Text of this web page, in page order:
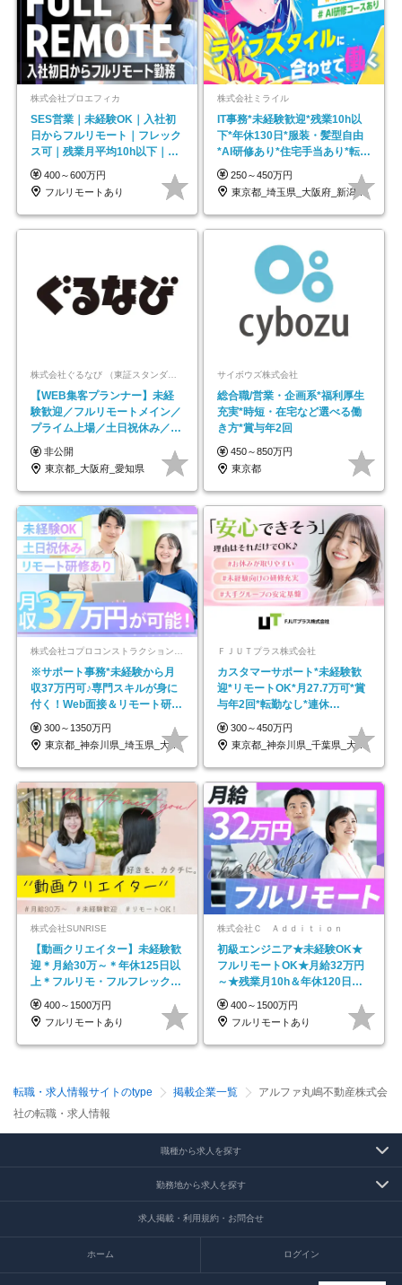
株式会社プロエフィカ
SES営業｜未経験OK｜入社初
日からフルリモート｜フレック
ス可｜残業月平均10h以下｜事
業立ち上げメンバー
400～600万円
フルリモートあり
株式会社ミライル
IT事務*未経験歓迎*残業10h以
下*年休130日*服装・髪型自由
*AI研修あり*住宅手当あり*転勤
なし
250～450万円
東京都_埼玉県_大阪府_新潟県_福岡県
株式会社ぐるなび （東証スタンダード上場）
【WEB集客プランナー】未経
験歓迎／フルリモートメイン／
プライム上場／土日祝休み／東
京・大阪・名古屋
非公開
東京都_大阪府_愛知県
サイボウズ株式会社
総合職/営業・企画系*福利厚生
充実*時短・在宅など選べる働
き方*賞与年2回
450～850万円
東京都
株式会社コプロコンストラクション【東証プライム上場コプロ・ホールディングス子会社】
※サポート事務*未経験から月
収37万円可♪専門スキルが身に
付く！Web面接＆リモート研修
も充実♪/a
300～1350万円
東京都_神奈川県_埼玉県_大阪府_愛知県…
ＦＪＵＴプラス株式会社
カスタマーサポート*未経験歓
迎*リモートOK*月27.7万可*賞
与年2回*転勤なし*連休
OK/ZE010232
300～450万円
東京都_神奈川県_千葉県_大阪府_愛知県…
株式会社SUNRISE
【動画クリエイター】未経験歓
迎＊月給30万～＊年休125日以
上＊フルリモ・フルフレックス
◆10名の採用が決定◆
400～1500万円
フルリモートあり
株式会社Ｃ Ａｄｄｉｔｉｏｎ
初級エンジニア★未経験OK★
フルリモートOK★月給32万円
～★残業月10h＆年休120日以
上★副業可
400～1500万円
フルリモートあり
転職・求人情報サイトのtype 掲載企業一覧
アルファ丸嶋不動産株式会
社の転職・求人情報
職種から求人を探す
勤務地から求人を探す
求人掲載・利用規約・お問合せ
ホーム ログイン